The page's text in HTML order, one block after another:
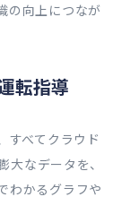
の向上につなが
転指導
すべてクラウド
なデータを、
わかるグラフや